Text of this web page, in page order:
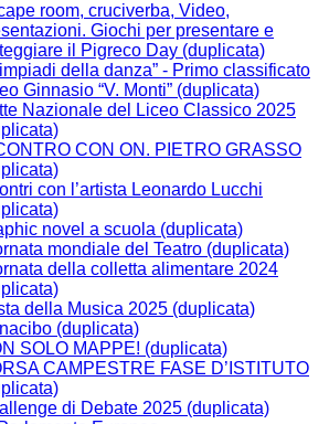
room, cruciverba, Video,
Giochi per presentare e
il Pigreco Day (duplicata)
della danza” - Primo classificato
Ginnasio “V. Monti” (duplicata)
Nazionale del Liceo Classico 2025
CON ON. PIETRO GRASSO
con l’artista Leonardo Lucchi
novel a scuola (duplicata)
mondiale del Teatro (duplicata)
della colletta alimentare 2024
della Musica 2025 (duplicata)
(duplicata)
SOLO MAPPE! (duplicata)
CAMPESTRE FASE D’ISTITUTO
di Debate 2025 (duplicata)